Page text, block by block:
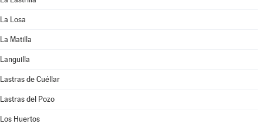
La Losa
La Matilla
Languilla
Lastras de Cuéllar
Lastras del Pozo
Los Huertos